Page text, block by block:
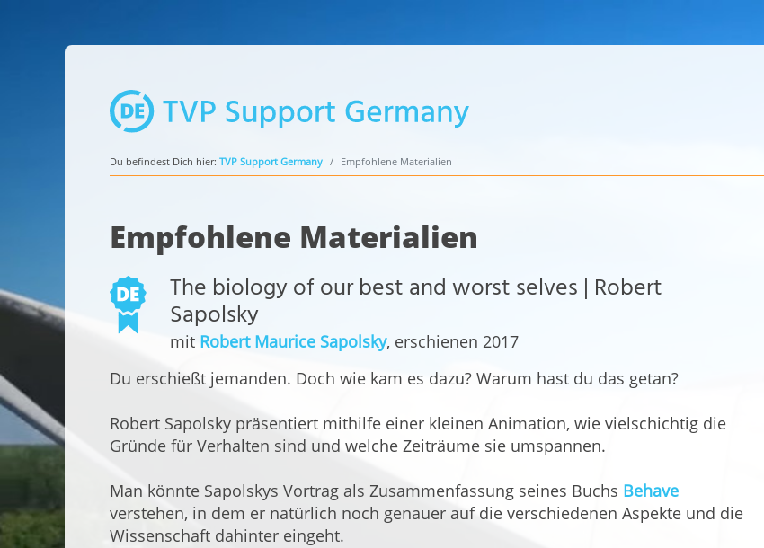
Du befindest Dich hier: TVP Support Germany Empfohlene Materialien
Empfohlene Materialien
The biology of our best and worst selves | Robert
Sapolsky
mit Robert Maurice Sapolsky, erschienen 2017
Du erschießt jemanden. Doch wie kam es dazu? Warum hast du das getan?
Robert Sapolsky präsentiert mithilfe einer kleinen Animation, wie vielschichtig die
Gründe für Verhalten sind und welche Zeiträume sie umspannen.
Man könnte Sapolskys Vortrag als Zusammenfassung seines Buchs Behave
verstehen, in dem er natürlich noch genauer auf die verschiedenen Aspekte und die
Wissenschaft dahinter eingeht.